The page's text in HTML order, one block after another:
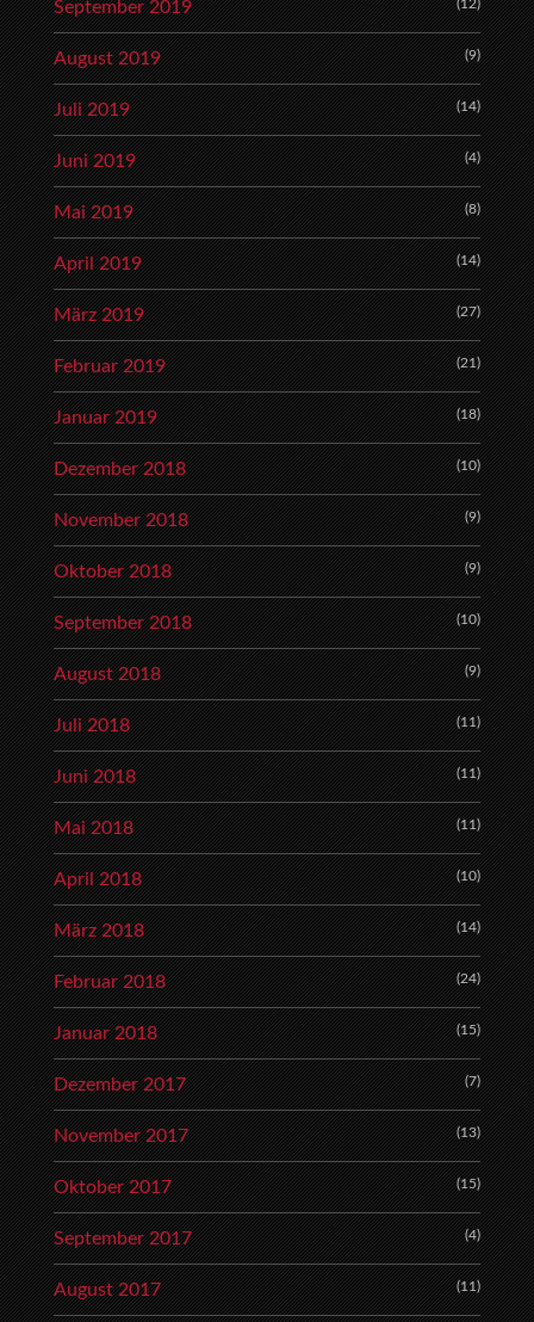
September 2019 (12)
August 2019 (9)
Juli 2019 (14)
Juni 2019 (4)
Mai 2019 (8)
April 2019 (14)
März 2019 (27)
Februar 2019 (21)
Januar 2019 (18)
Dezember 2018 (10)
November 2018 (9)
Oktober 2018 (9)
September 2018 (10)
August 2018 (9)
Juli 2018 (11)
Juni 2018 (11)
Mai 2018 (11)
April 2018 (10)
März 2018 (14)
Februar 2018 (24)
Januar 2018 (15)
Dezember 2017 (7)
November 2017 (13)
Oktober 2017 (15)
September 2017 (4)
August 2017 (11)